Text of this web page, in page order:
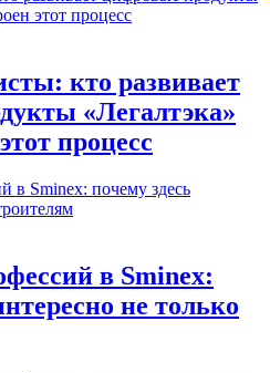
кто развивает
«Легалтэка»
процесс
в Sminex:
не только